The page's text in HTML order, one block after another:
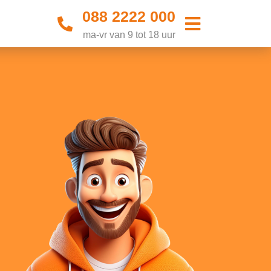
088 2222 000
ma-vr van 9 tot 18 uur